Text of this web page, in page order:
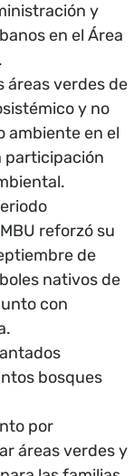
y
en el Área
áreas verdes de
y no
ambiente en el
participación
reforzó su
de
nativos de
con
bosques
por
áreas verdes y